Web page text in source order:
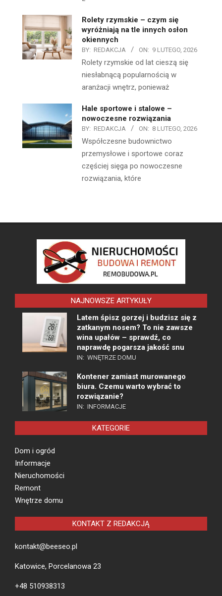
Rolety rzymskie – czym się
wyróżniają na tle innych osłon
okiennych
BY: REDAKCJA ON: 9 LUTEGO, 2026
Rolety rzymskie od lat cieszą się
niesłabnącą popularnością w
aranżacji wnętrz, ponieważ
Hale sportowe i stalowe –
nowoczesne rozwiązania
BY: REDAKCJA ON: 8 LUTEGO, 2026
Współczesne budownictwo
przemysłowe i sportowe coraz
częściej sięga po nowoczesne
rozwiązania, które
NAJNOWSZE ARTYKUŁY
Latem śpisz gorzej i budzisz się z
zatkanym nosem? To nie zawsze
wina upałów – sprawdź, co
naprawdę pogarsza jakość snu
IN: WNĘTRZE DOMU
Kontener zamiast murowanego
biura. Czemu warto wybrać to
rozwiązanie?
IN: INFORMACJE
KATEGORIE
Dom i ogród
Informacje
Nieruchomości
Remont
Wnętrze domu
KONTAKT Z REDAKCJĄ
kontakt@beeseo.pl
Katowice, Porcelanowa 23
+48 510938313